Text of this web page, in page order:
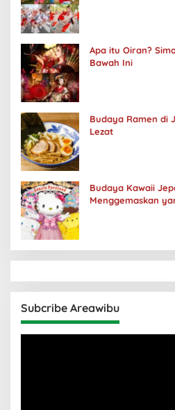
Apa itu Oiran?
Bawah Ini
Budaya Ramen di
Lezat
Budaya Kawaii
Menggemaskan
Subcribe Areawibu